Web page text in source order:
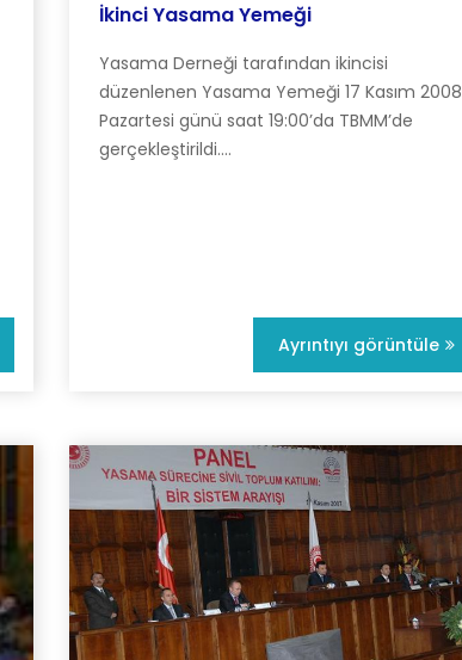
İkinci Yasama Yemeği
Yasama Derneği tarafından ikincisi
düzenlenen Yasama Yemeği 17 Kasım 2008
Pazartesi günü saat 19:00’da TBMM’de
gerçekleştirildi....
Ayrıntıyı görüntüle